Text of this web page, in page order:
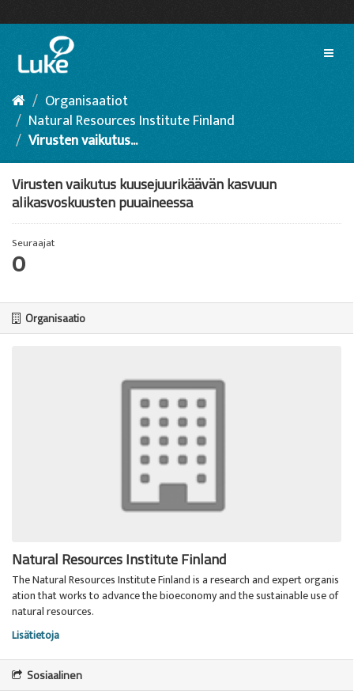
sisältöön
Organisaatiot
Natural Resources Institute Finland
Virusten vaikutus...
Virusten vaikutus kuusejuurikäävän kasvuun
alikasvoskuusten puuaineessa
Seuraajat
0
Organisaatio
Natural Resources Institute Finland
The Natural Resources Institute Finland is a research and expert organis
ation that works to advance the bioeconomy and the sustainable use of
natural resources.
Lisätietoja
Sosiaalinen